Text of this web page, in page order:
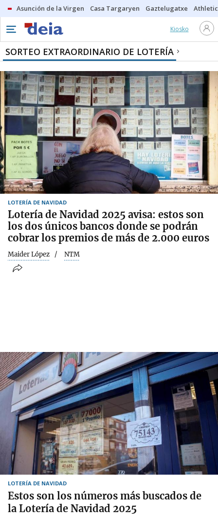
Asunción de la Virgen Casa Targaryen Gaztelugatxe Athletic
Kiosko
SORTEO EXTRAORDINARIO DE LOTERÍA
LOTERÍA DE NAVIDAD
Lotería de Navidad 2025 avisa: estos son
los dos únicos bancos donde se podrán
cobrar los premios de más de 2.000 euros
Maider López NTM
LOTERÍA DE NAVIDAD
Estos son los números más buscados de
la Lotería de Navidad 2025